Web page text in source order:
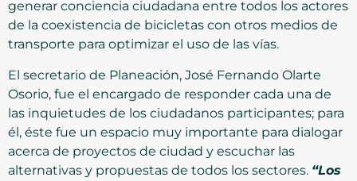
generar conciencia ciudadana entre todos los actores
de la coexistencia de bicicletas con otros medios de
transporte para optimizar el uso de las vías.
El secretario de Planeación, José Fernando Olarte
Osorio, fue el encargado de responder cada una de
las inquietudes de los ciudadanos participantes; para
él, éste fue un espacio muy importante para dialogar
acerca de proyectos de ciudad y escuchar las
alternativas y propuestas de todos los sectores. “Los